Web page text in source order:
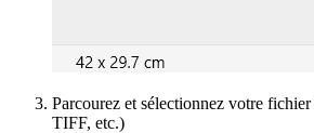
Parcourez et sélectionnez votre
TIFF, etc.)